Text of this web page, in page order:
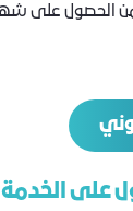
الحصول على
على الخدمة